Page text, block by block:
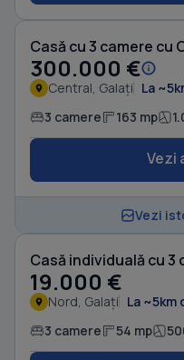
Casă cu 3 camere cu
300.000 €
Central, Galați La
3 camere 163 mp
Vezi
Vezi
19.000 €
Nord, Galați La ~5km
3 camere 54 mp